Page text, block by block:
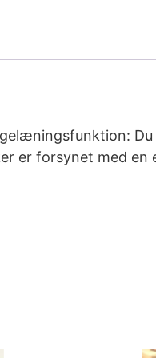
Du
er forsynet med en